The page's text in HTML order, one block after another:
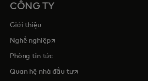
CÔNG TY
Giới thiệu
Nghề nghiệpopens in a new tab
Phòng tin tức
Quan hệ nhà đầu tưopens in a new tab